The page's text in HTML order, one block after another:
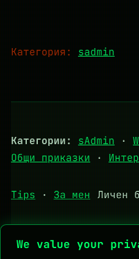
We value your
Категория: sadmin
Категории: sAdmin ·
Общи приказки ·
Tips · За мен Личен